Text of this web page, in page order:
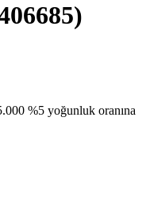
%5 yoğunluk oranına